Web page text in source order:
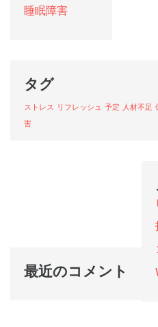
睡眠障害
タグ
ストレス リフレッシュ 予定 人材不足
害
最近のコメント